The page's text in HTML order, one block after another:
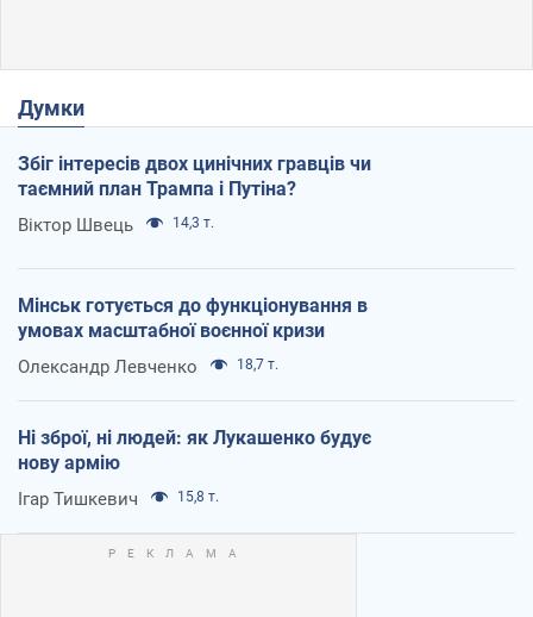
Думки
Збіг інтересів двох цинічних гравців чи
таємний план Трампа і Путіна?
Віктор Швець 14,3 т.
Мінськ готується до функціонування в
умовах масштабної воєнної кризи
Олександр Левченко 18,7 т.
Ні зброї, ні людей: як Лукашенко будує
нову армію
Ігар Тишкевич 15,8 т.